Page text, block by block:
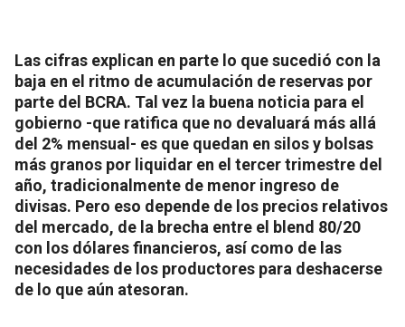
Las cifras explican en parte lo que sucedió con la
baja en el ritmo de acumulación de reservas por
parte del BCRA. Tal vez la buena noticia para el
gobierno -que ratifica que no devaluará más allá
del 2% mensual- es que quedan en silos y bolsas
más granos por liquidar en el tercer trimestre del
año, tradicionalmente de menor ingreso de
divisas. Pero eso depende de los precios relativos
del mercado, de la brecha entre el blend 80/20
con los dólares financieros, así como de las
necesidades de los productores para deshacerse
de lo que aún atesoran.